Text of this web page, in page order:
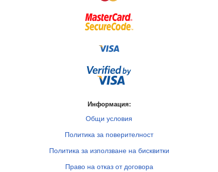
Информация:
Общи условия
Политика за поверителност
Политика за използване на бисквитки
Право на отказ от договора